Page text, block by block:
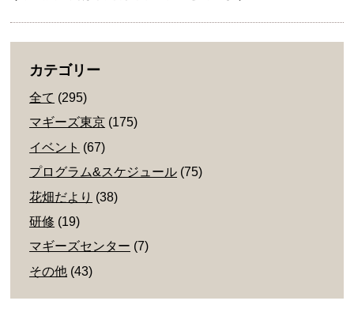
カテゴリー
全て (295)
マギーズ東京 (175)
イベント (67)
プログラム&スケジュール (75)
花畑だより (38)
研修 (19)
マギーズセンター (7)
その他 (43)